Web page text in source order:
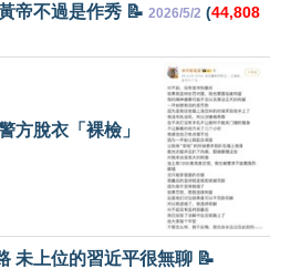
帝不過是作秀 📝 2026/5/2 (44,808
方脫衣「裸檢」
未上位的習近平很無聊 📝